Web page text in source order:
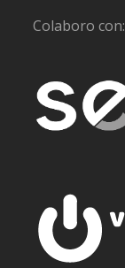
Colaboro con: